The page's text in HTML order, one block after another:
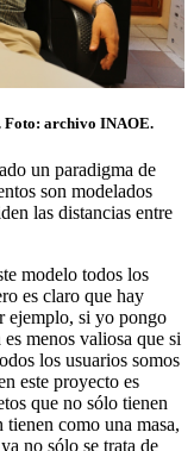
Foto: archivo INAOE.
un paradigma de
son modelados
las distancias entre
modelo todos los
es claro que hay
ejemplo, si yo pongo
menos valiosa que si
los usuarios somos
este proyecto es
que no sólo tienen
como una masa,
no sólo se trata de